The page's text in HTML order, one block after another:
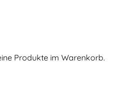
Produkte im Warenkorb.